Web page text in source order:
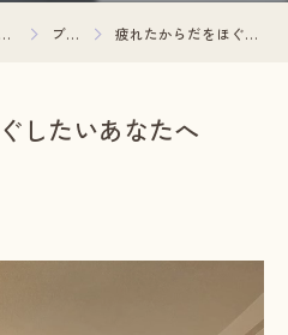
愛知県豊橋でリラクゼーションならまほうのつえ ブログ 疲れたからだをほぐしたいあなたへ
したいあなたへ